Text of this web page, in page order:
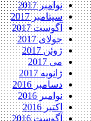
نوامبر 2017
سپتامبر 2017
آگوست 2017
جولای 2017
ژوئن 2017
می 2017
ژانویه 2017
دسامبر 2016
نوامبر 2016
اکتبر 2016
آگوست 2016